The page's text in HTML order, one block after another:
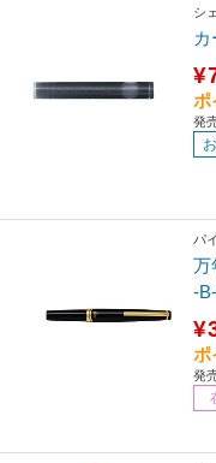
シ
ポ
発
パ
万
-
ポ
発